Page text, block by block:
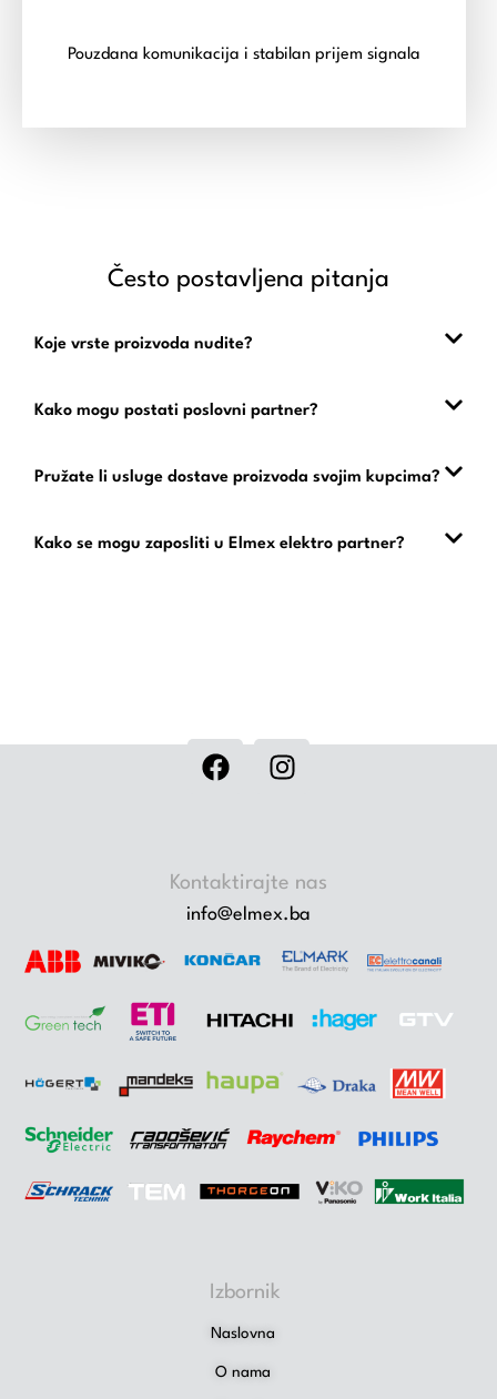
Pouzdana komunikacija i stabilan prijem signala
Često postavljena pitanja
Koje vrste proizvoda nudite?
Kako mogu postati poslovni partner?
Pružate li usluge dostave proizvoda svojim kupcima?
Kako se mogu zaposliti u Elmex elektro partner?
Kontaktirajte nas
info@elmex.ba
Izbornik
Naslovna
O nama